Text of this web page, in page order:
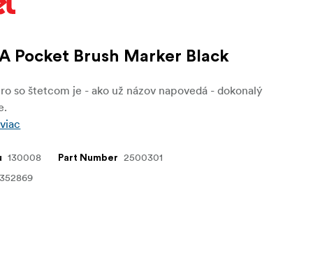
Pocket Brush Marker Black
so štetcom je - ako už názov napovedá - dokonalý
130008 Part Number 2500301